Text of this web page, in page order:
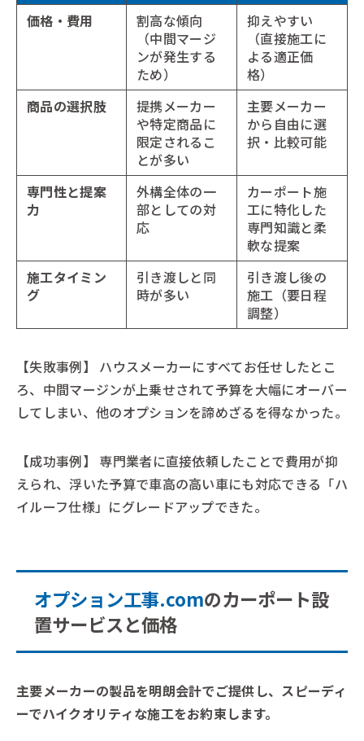
価格・費用
割高な傾向
（中間マージ
ンが発生する
ため）
抑えやすい
（直接施工に
よる適正価
格）
商品の選択肢
提携メーカー
や特定商品に
限定されるこ
とが多い
主要メーカー
から自由に選
択・比較可能
専門性と提案
力
外構全体の一
部としての対
応
カーポート施
工に特化した
専門知識と柔
軟な提案
施工タイミン
グ
引き渡しと同
時が多い
引き渡し後の
施工（要日程
調整）
【失敗事例】
ハウスメーカーにすべてお任せしたとこ
ろ、中間マージンが上乗せされて予算を大幅にオーバー
してしまい、他のオプションを諦めざるを得なかった。
【成功事例】
専門業者に直接依頼したことで費用が抑
えられ、浮いた予算で車高の高い車にも対応できる「ハ
イルーフ仕様」にグレードアップできた。
オプション工事.comのカーポート設
置サービスと価格
主要メーカーの製品を明朗会計でご提供し、スピーディ
ーでハイクオリティな施工をお約束します。